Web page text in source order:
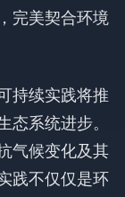
完美契合环境
持续实践将推
态系统进步。
气候变化及其
践不仅仅是环